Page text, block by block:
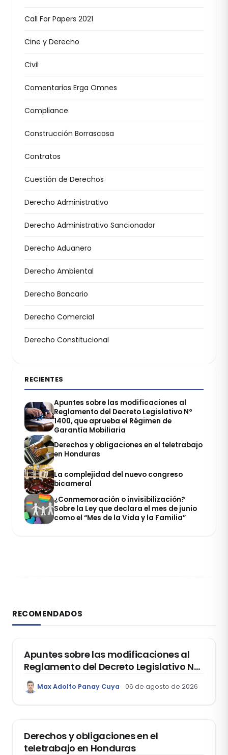
Call For Papers 2021
Cine y Derecho
Civil
Comentarios Erga Omnes
Compliance
Construcción Borrascosa
Contratos
Cuestión de Derechos
Derecho Administrativo
Derecho Administrativo Sancionador
Derecho Aduanero
Derecho Ambiental
Derecho Bancario
Derecho Comercial
Derecho Constitucional
RECIENTES
Apuntes sobre las modificaciones al
Reglamento del Decreto Legislativo Nº
1400, que aprueba el Régimen de
Garantía Mobiliaria
Derechos y obligaciones en el teletrabajo
en Honduras
La complejidad del nuevo congreso
bicameral
¿Conmemoración o invisibilización?
Sobre la Ley que declara el mes de junio
como el “Mes de la Vida y la Familia”
RECOMENDADOS
DERECHO REGISTRAL
Apuntes sobre las modificaciones al
Reglamento del Decreto Legislativo Nº
1400, que aprueba el Régimen de
Garantía Mobiliaria
Max Adolfo Panay Cuya 06 de agosto de 2026
Derechos y obligaciones en el
teletrabajo en Honduras